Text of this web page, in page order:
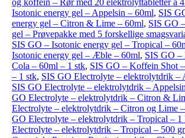
og koffein – Rør med 20 elektrolyttabletter a
Isotonic energy gel – Appelsin – 60ml, SIS
energy gel – Citron & Lime – 60ml, SIS GO
gel – Prøvepakke med 5 forskellige
SIS GO – Isotonic energy gel – Tropical –
Isotonic energy gel – Æble – 60ml, SIS GO
Cola – 60ml – 1 stk, SIS GO – Koffein Shot
– 1 stk, SIS GO Electrolyte – elektrolytdrik –
SIS GO Electrolyte – elektrolytdrik –
GO Electrolyte – elektrolytdrik – Citron &
Electrolyte – elektrolytdrik – Citron og Lime
GO Electrolyte – elektrolytdrik – Tropical – 1
Electrolyte – elektrolytdrik – Tropical – 500